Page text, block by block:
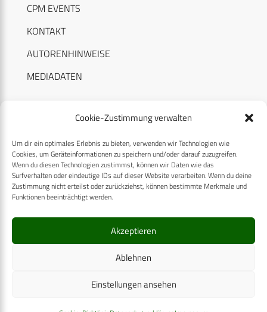
Cookie-Zustimmung verwalten
Um dir ein optimales Erlebnis zu bieten, verwenden wir Technologien wie
Cookies, um Geräteinformationen zu speichern und/oder darauf zuzugreifen.
Wenn du diesen Technologien zustimmst, können wir Daten wie das
Surfverhalten oder eindeutige IDs auf dieser Website verarbeiten. Wenn du deine
Zustimmung nicht erteilst oder zurückziehst, können bestimmte Merkmale und
Funktionen beeinträchtigt werden.
Akzeptieren
Ablehnen
Einstellungen ansehen
CPM EVENTS
KONTAKT
AUTORENHINWEISE
MEDIADATEN
RECHTLICHES
Datenschutzerklärung
Cookie-Richtlinie (EU)